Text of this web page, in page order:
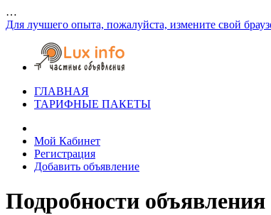
…
Для лучшего опыта, пожалуйста, измените свой
ГЛАВНАЯ
ТАРИФНЫЕ ПАКЕТЫ
Мой Кабинет
Регистрация
Добавить объявление
Подробности объявления